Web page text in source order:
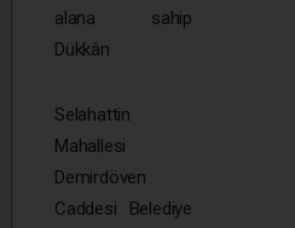
alana sahip
Dükkân
Selahattin
Mahallesi
Demirdöven
Caddesi Belediye